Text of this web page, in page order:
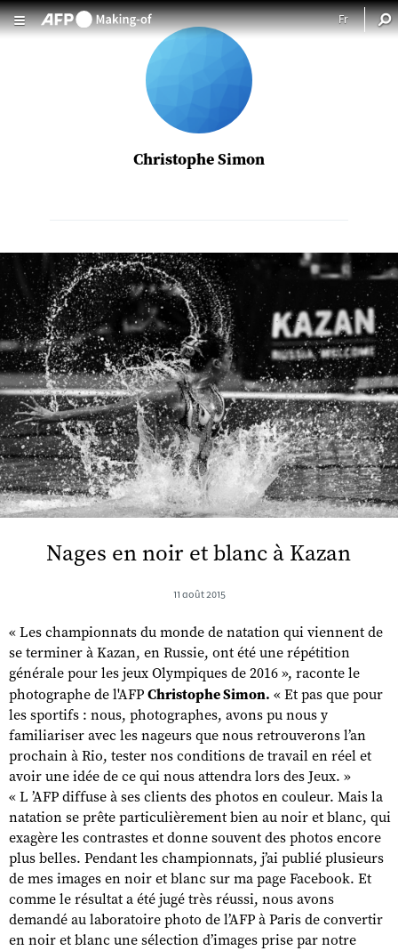
Christophe Simon
Nages en noir et blanc à Kazan
11 août 2015
« Les championnats du monde de natation qui viennent de
se terminer à Kazan, en Russie, ont été une répétition
générale pour les jeux Olympiques de 2016 », raconte le
photographe de l'AFP Christophe Simon. « Et pas que pour
les sportifs : nous, photographes, avons pu nous y
familiariser avec les nageurs que nous retrouverons l’an
prochain à Rio, tester nos conditions de travail en réel et
avoir une idée de ce qui nous attendra lors des Jeux. »
« L ’AFP diffuse à ses clients des photos en couleur. Mais la
natation se prête particulièrement bien au noir et blanc, qui
exagère les contrastes et donne souvent des photos encore
plus belles. Pendant les championnats, j’ai publié plusieurs
de mes images en noir et blanc sur ma page Facebook. Et
comme le résultat a été jugé très réussi, nous avons
demandé au laboratoire photo de l’AFP à Paris de convertir
en noir et blanc une sélection d’images prise par notre